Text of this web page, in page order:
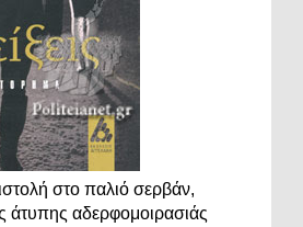
στο παλιό σερβάν,
άτυπης αδερφομοιρασιάς